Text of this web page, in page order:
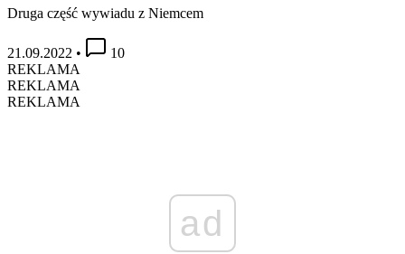
Druga część wywiadu z Niemcem
21.09.2022 •
10
REKLAMA
REKLAMA
REKLAMA
ad